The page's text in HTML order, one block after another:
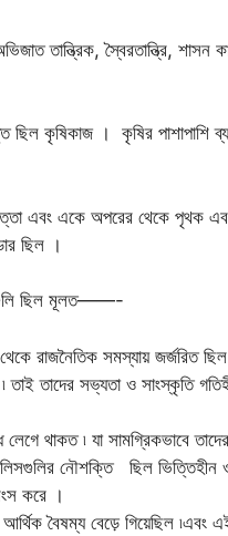
তান্ত্রিক, স্বৈরতান্ত্রি, শাসন
ছিল কৃষিকাজ । কৃষির পাশাপাশি
এবং একে অপরের থেকে পৃথক
ছিল ।
ছিল মূলত——-
রাজনৈতিক সমস্যায় জর্জরিত
৷ তাই তাদের সভ্যতা ও সাংস্কৃতি
লেগে থাকত ৷ যা সামগ্রিকভাবে
নৌশক্তি ছিল ভিত্তিহীন
করে ।
বৈষম্য বেড়ে গিয়েছিল ৷এবং